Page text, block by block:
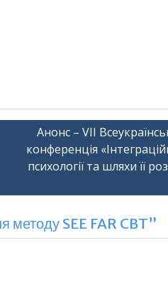
Анонс – VII
конференція
психології та шляхи її
методу SEE FAR CBT”